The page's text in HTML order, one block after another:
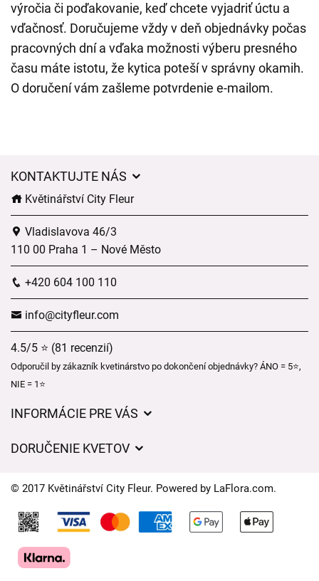
výročia či poďakovanie, keď chcete vyjadriť úctu a
vďačnosť. Doručujeme vždy v deň objednávky počas
pracovných dní a vďaka možnosti výberu presného
času máte istotu, že kytica poteší v správny okamih.
O doručení vám zašleme potvrdenie e-mailom.
KONTAKTUJTE NÁS
Květinářství City Fleur
Vladislavova 46/3
110 00 Praha 1 – Nové Město
+420 604 100 110
info@cityfleur.com
4.5/5 ⭐ (81 recenzií)
Odporučil by zákazník kvetinárstvo po dokončení objednávky? ÁNO = 5⭐,
NIE = 1⭐
INFORMÁCIE PRE VÁS
Časy doručenia kvetov – prehľad možností
DORUČENIE KVETOV
Kam doručujeme kvety
Súbory cookie
© 2017 Květinářství City Fleur. Powered by LaFlora.com.